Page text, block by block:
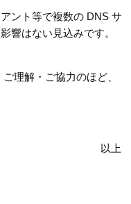
ント等で複数の DNS サ
響はない見込みです。
理解・ご協力のほど、
以上